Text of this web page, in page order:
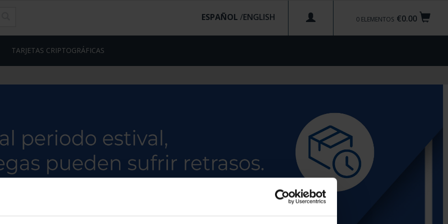
€0.00
0 ELEMENTOS
ESPAÑOL /
TARJETAS CRIPTOGRÁFICAS